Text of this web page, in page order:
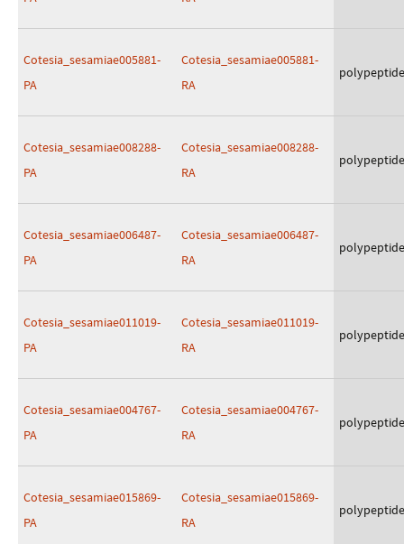
Cotesia_sesamiae005881-
PA
Cotesia_sesamiae005881-
RA
polypeptide
Cotesia_sesamiae008288-
PA
Cotesia_sesamiae008288-
RA
polypeptide
Cotesia_sesamiae006487-
PA
Cotesia_sesamiae006487-
RA
polypeptide
Cotesia_sesamiae011019-
PA
Cotesia_sesamiae011019-
RA
polypeptide
Cotesia_sesamiae004767-
PA
Cotesia_sesamiae004767-
RA
polypeptide
Cotesia_sesamiae015869-
PA
Cotesia_sesamiae015869-
RA
polypeptide